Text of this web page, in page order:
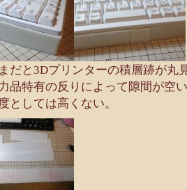
だと3Dプリンターの積層跡が丸
品特有の反りによって隙間が空
としては高くない。